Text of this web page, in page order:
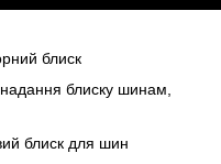
блиск
надання блиску шинам,
блиск для шин